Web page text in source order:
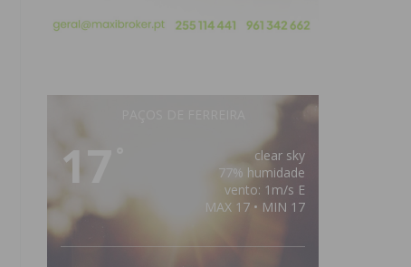
17
clear sky
77% humidade
vento: 1m/s E
MAX 17 • MIN 17